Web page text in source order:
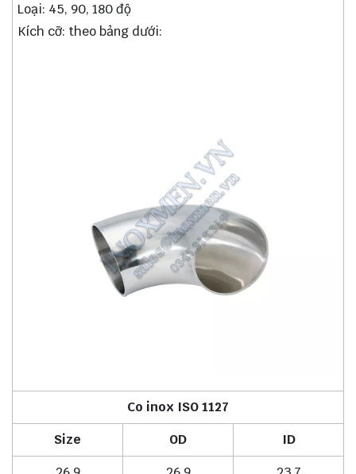
Loại: 45, 90, 180 độ
Kích cỡ: theo bảng dưới:
Co inox ISO 1127
Size
OD
ID